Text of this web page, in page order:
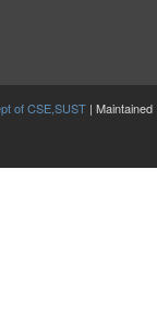
of CSE,SUST| Maintained